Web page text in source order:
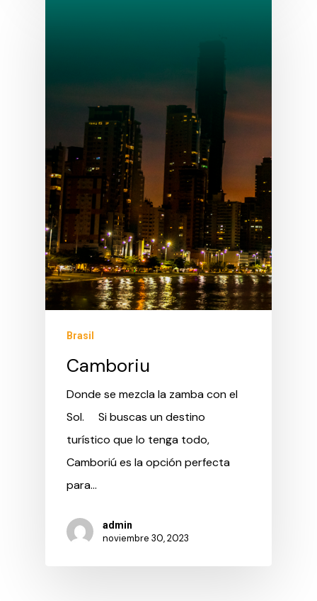
Brasil
Camboriu
Donde se mezcla la zamba con el
Sol. Si buscas un destino
turístico que lo tenga todo,
Camboriú es la opción perfecta
para…
admin
noviembre 30, 2023